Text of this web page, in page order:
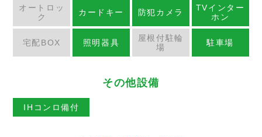
オートロッ
ク
カードキー 防犯カメラ
TVインター
ホン
宅配BOX 照明器具
屋根付駐輪
場
駐車場
その他設備
IHコンロ備付